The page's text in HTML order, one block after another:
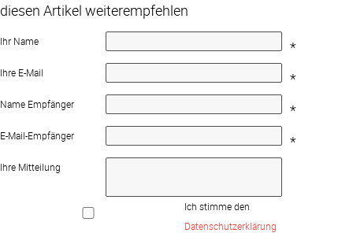
diesen Artikel weiterempfehlen
Ihr Name *
Ihre E-Mail *
Name Empfänger *
E-Mail-Empfänger *
Ihre Mitteilung
Ich stimme den
Datenschutzerklärung